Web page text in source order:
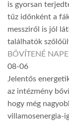
is gyorsan
tűz időnként a
messziről is jól
találhatók
BŐVÍTENÉ
08-06
Jelentős
az intézmény
hogy még
villamosenergia-